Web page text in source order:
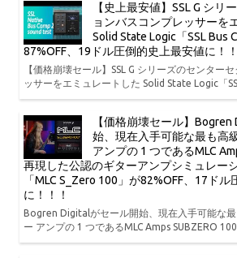
【史上最安値】SSL G シリ
ョンバスコンプレッサーを
Solid State Logic「SSL Bus
87%OFF、19ドル圧倒的史上最安値に！！
【価格崩壊セール】SSL G シリーズのセンター
ッサーをエミュレートした Solid State Logic「
【価格崩壊セール】
始、現在入手可能な最も高
アンプの 1 つであるMLC
再現した公認のギターアンプシミュレー
「MLC S_Zero 100」が82%OFF、17ド
に！！！
Bogren Digitalがセール開始、現在入手可能な
ー アンプの 1 つであるMLC Amps SUBZERO